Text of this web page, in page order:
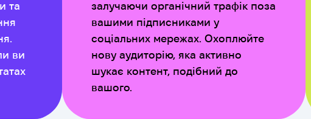
та
ви
залучаючи органічний трафік поза
вашими підписниками у
соціальних мережах. Охоплюйте
нову аудиторію, яка активно
шукає контент, подібний до
вашого.